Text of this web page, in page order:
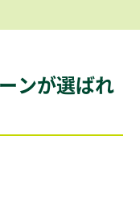
ンが選ばれ